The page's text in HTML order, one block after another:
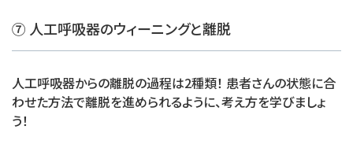
⑦ 人工呼吸器のウィーニングと離脱
人工呼吸器からの離脱の過程は2種類！ 患者さんの状態に合
わせた方法で離脱を進められるように、考え方を学びましょ
う！